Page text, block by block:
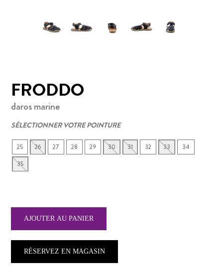
FRODDO
daros marine
SÉLECTIONNER VOTRE POINTURE
25 26 27 28 29 30 31 32 33
34
35
RÉSERVEZ EN MAGASIN